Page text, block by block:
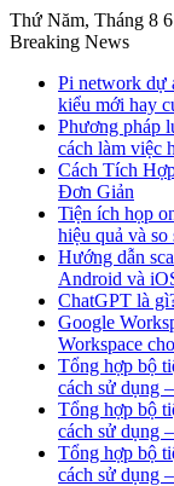
Thứ Năm, Tháng 8
Breaking News
Pi network dự
kiểu mới hay
Phương pháp
cách làm việc
Cách Tích
Đơn Giản
Tiện ích họp
hiệu quả và
Hướng dẫn
Android và
ChatGPT là
Google
Workspace
Tổng hợp bộ
cách sử dụng
Tổng hợp bộ
cách sử dụng
Tổng hợp bộ
cách sử dụng